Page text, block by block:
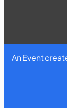
An Event